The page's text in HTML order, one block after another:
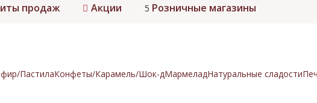
продаж Акции 5 Розничные магазины
ПастилаКонфеты/Карамель/Шок-дМармеладНатуральные сладости